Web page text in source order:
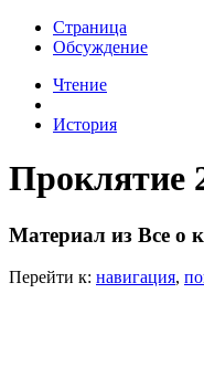
Страница
Обсуждение
Чтение
История
Проклятие
Материал из Все о
Перейти к: навигация,